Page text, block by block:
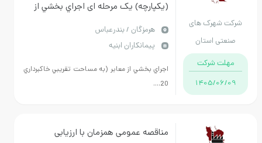
شرکت شهرک های
صنعتی استان
هرمزگان
مهلت شرکت
1405/06/09
(یکپارچه) یک مرحله ای اجراي بخشي از
شمسي
هرمزگان / بندرعباس
پیمانکاران ابنیه
اجراي بخشي از معابر (به مساحت تقريبي خاكبرداري
20....
مناقصه عمومی همزمان با ارزیابی